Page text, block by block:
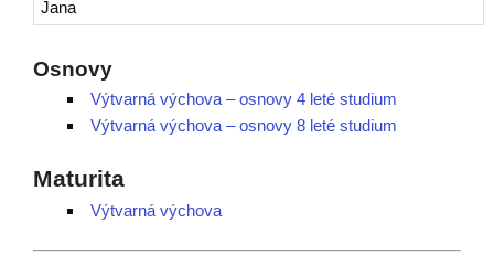
Jana
Osnovy
Výtvarná výchova – osnovy 4 leté studium
Výtvarná výchova – osnovy 8 leté studium
Maturita
Výtvarná výchova